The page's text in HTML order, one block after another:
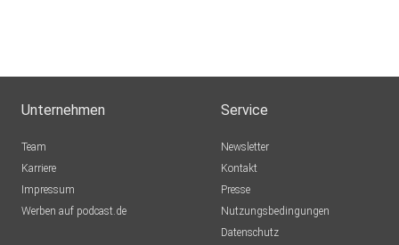
Unternehmen
Team
Karriere
Impressum
Werben auf podcast.de
Service
Newsletter
Kontakt
Presse
Nutzungsbedingungen
Datenschutz